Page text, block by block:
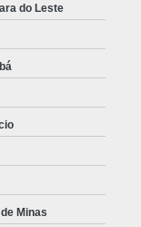
do Leste
Minas